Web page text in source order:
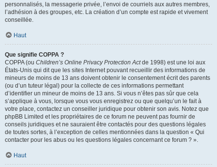
personnalisés, la messagerie privée, l’envoi de courriels aux autres membres,
l’adhésion à des groupes, etc. La création d’un compte est rapide et vivement
conseillée.
Haut
Que signifie COPPA ?
COPPA (ou Children’s Online Privacy Protection Actde 1998) est une loi aux
États-Unis qui dit que les sites Internet pouvant recueillir des informations de
mineurs de moins de 13 ans doivent obtenir le consentement écrit des parents
(ou d’un tuteur légal) pour la collecte de ces informations permettant
d’identifier un mineur de moins de 13 ans. Si vous n’êtes pas sûr que cela
s’applique à vous, lorsque vous vous enregistrez ou que quelqu’un le fait à
votre place, contactez un conseiller juridique pour obtenir son avis. Notez que
phpBB Limited et les propriétaires de ce forum ne peuvent pas fournir de
conseils juridiques et ne sauraient être contactés pour des questions légales
de toutes sortes, à l’exception de celles mentionnées dans la question « Qui
contacter pour les abus ou les questions légales concernant ce forum ? ».
Haut